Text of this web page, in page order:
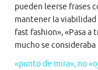
pueden leerse frases
mantener la
fast fashion», «Pasa a
mucho se
«punto de mira», no